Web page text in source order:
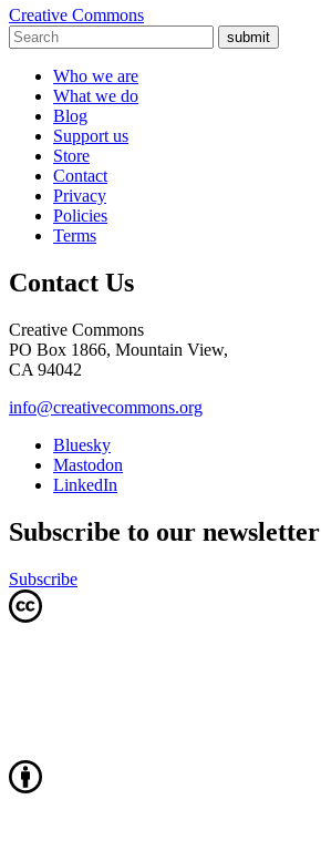
Creative Commons
submit
Who we are
What we do
Blog
Support us
Store
Contact
Privacy
Policies
Terms
Contact Us
Creative Commons
PO Box 1866, Mountain View,
CA 94042
info@creativecommons.org
Bluesky
Mastodon
LinkedIn
Subscribe to our newsletter
Subscribe